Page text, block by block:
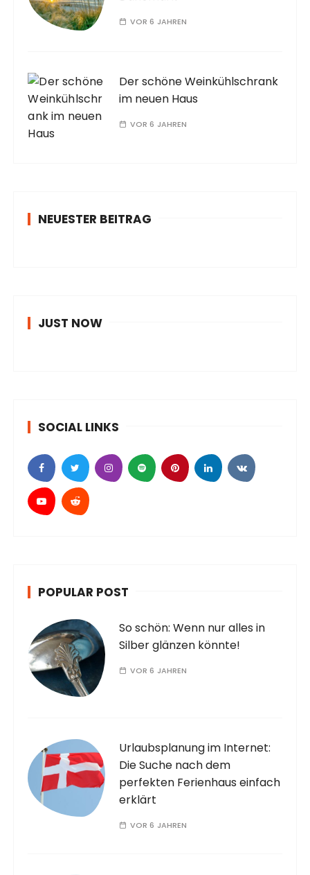
VOR 6 JAHREN
Der schöne Weinkühlschrank
im neuen Haus
VOR 6 JAHREN
NEUESTER BEITRAG
JUST NOW
SOCIAL LINKS
POPULAR POST
So schön: Wenn nur alles in
Silber glänzen könnte!
VOR 6 JAHREN
Urlaubsplanung im Internet:
Die Suche nach dem
perfekten Ferienhaus einfach
erklärt
VOR 6 JAHREN